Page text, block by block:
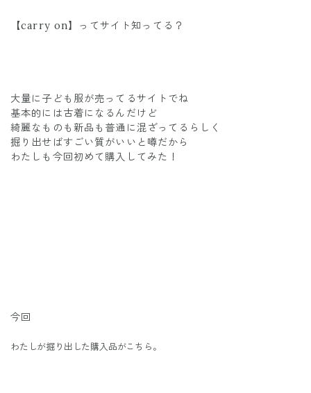
【carry on】ってサイト知ってる？
大量に子ども服が売ってるサイトでね
基本的には古着になるんだけど
綺麗なものも新品も普通に混ざってるらしく
掘り出せばすごい質がいいと噂だから
わたしも今回初めて購入してみた！
今回
わたしが掘り出した購入品がこちら。